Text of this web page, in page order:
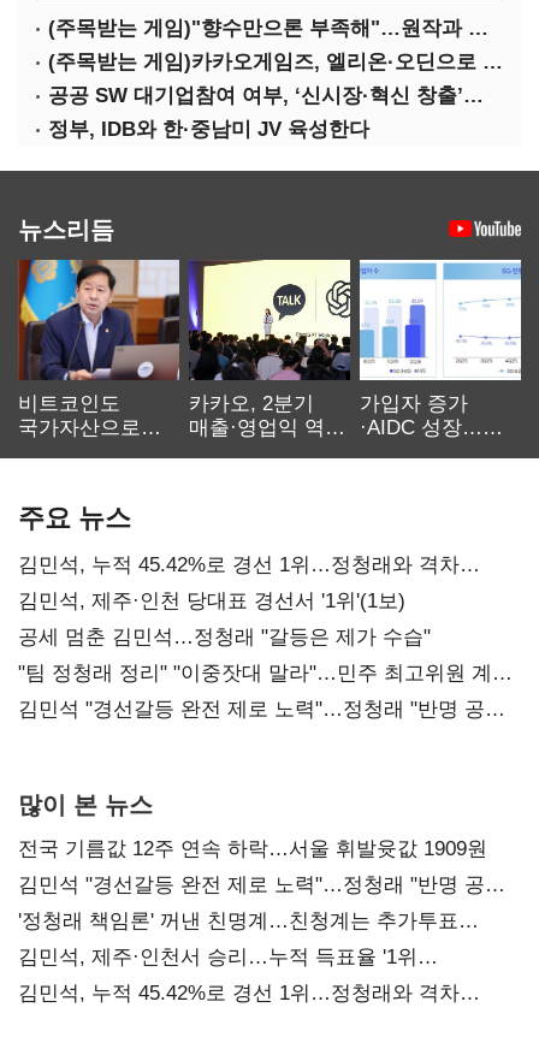
(주목받는 게임)"향수만으론 부족해"…원작과 차별화 성공한 '리니지M'
(주목받는 게임)카카오게임즈, 엘리온·오딘으로 MMORPG 투트랙 공세
공공 SW 대기업참여 여부, ‘신시장·혁신 창출’도 평가한다
정부, IDB와 한·중남미 JV 육성한다
뉴스리듬
비트코인도
국가자산으로…'
카카오, 2분기
매출·영업익 역대
가입자 증가
·AIDC 성장…
주요 뉴스
김민석, 누적 45.42%로 경선 1위…정청래와 격차
0.86%p(2보)
김민석, 제주·인천 당대표 경선서 '1위'(1보)
공세 멈춘 김민석…정청래 "갈등은 제가 수습"
"팀 정청래 정리" "이중잣대 말라"…민주 최고위원 계파
다툼 격화
김민석 "경선갈등 완전 제로 노력"…정청래 "반명 공세
많이 본 뉴스
전국 기름값 12주 연속 하락…서울 휘발윳값 1909원
김민석 "경선갈등 완전 제로 노력"…정청래 "반명 공세
사과부터"
'정청래 책임론' 꺼낸 친명계…친청계는 추가투표
때리기
김민석, 제주·인천서 승리…누적 득표율 '1위
탈환'(종합)
김민석, 누적 45.42%로 경선 1위…정청래와 격차